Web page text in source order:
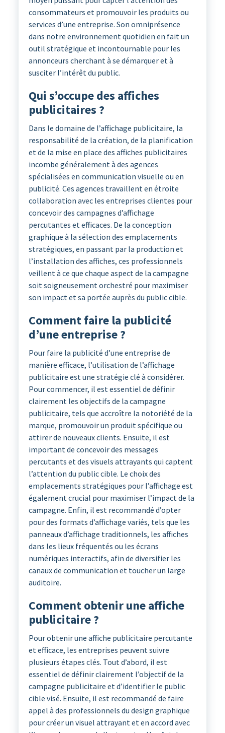
consommateurs et promouvoir les produits ou
services d’une entreprise. Son omniprésence
dans notre environnement quotidien en fait un
outil stratégique et incontournable pour les
annonceurs cherchant à se démarquer et à
susciter l’intérêt du public.
Qui s’occupe des affiches
publicitaires ?
Dans le domaine de l’affichage publicitaire, la
responsabilité de la création, de la planification
et de la mise en place des affiches publicitaires
incombe généralement à des agences
spécialisées en communication visuelle ou en
publicité. Ces agences travaillent en étroite
collaboration avec les entreprises clientes pour
concevoir des campagnes d’affichage
percutantes et efficaces. De la conception
graphique à la sélection des emplacements
stratégiques, en passant par la production et
l’installation des affiches, ces professionnels
veillent à ce que chaque aspect de la campagne
soit soigneusement orchestré pour maximiser
son impact et sa portée auprès du public cible.
Comment faire la publicité
d’une entreprise ?
Pour faire la publicité d’une entreprise de
manière efficace, l’utilisation de l’affichage
publicitaire est une stratégie clé à considérer.
Pour commencer, il est essentiel de définir
clairement les objectifs de la campagne
publicitaire, tels que accroître la notoriété de la
marque, promouvoir un produit spécifique ou
attirer de nouveaux clients. Ensuite, il est
important de concevoir des messages
percutants et des visuels attrayants qui captent
l’attention du public cible. Le choix des
emplacements stratégiques pour l’affichage est
également crucial pour maximiser l’impact de la
campagne. Enfin, il est recommandé d’opter
pour des formats d’affichage variés, tels que les
panneaux d’affichage traditionnels, les affiches
dans les lieux fréquentés ou les écrans
numériques interactifs, afin de diversifier les
canaux de communication et toucher un large
auditoire.
Comment obtenir une affiche
publicitaire ?
Pour obtenir une affiche publicitaire percutante
et efficace, les entreprises peuvent suivre
plusieurs étapes clés. Tout d’abord, il est
essentiel de définir clairement l’objectif de la
campagne publicitaire et d’identifier le public
cible visé. Ensuite, il est recommandé de faire
appel à des professionnels du design graphique
pour créer un visuel attrayant et en accord avec